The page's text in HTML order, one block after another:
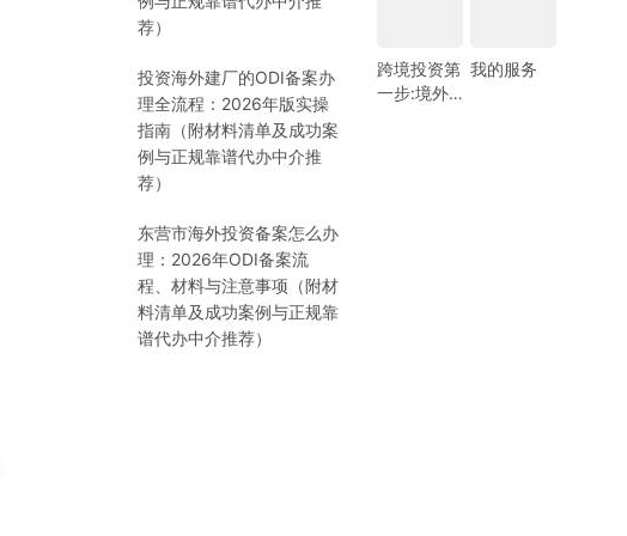
荐）
投资海外建厂的ODI备案办
理全流程：2026年版实操
指南（附材料清单及成功案
例与正规靠谱代办中介推
荐）
东营市海外投资备案怎么办
理：2026年ODI备案流
程、材料与注意事项（附材
料清单及成功案例与正规靠
谱代办中介推荐）
跨境投资第
一步:境外
我的服务